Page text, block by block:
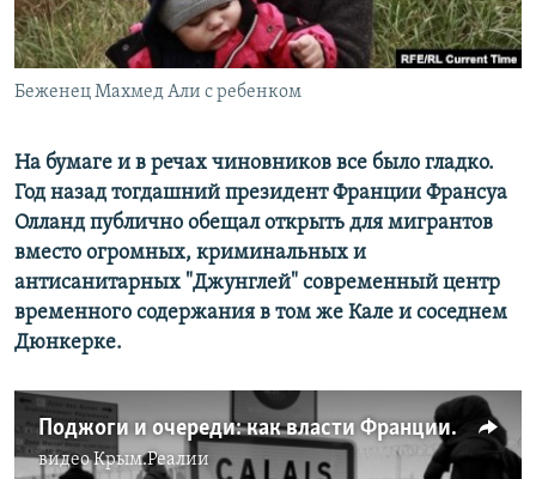
ELIFBE
УКРАИНСКАЯ ПРОБЛЕМА КРЫМА
Все сайты RFE/RL
Беженец Махмед Али с ребенком
На бумаге и в речах чиновников все было гладко.
Год назад тогдашний президент Франции Франсуа
Олланд публично обещал открыть для мигрантов
вместо огромных, криминальных и
антисанитарных "Джунглей" современный центр
временного содержания в том же Кале и соседнем
Дюнкерке.
Поджоги и очереди: как власти Франции расселяют мигрантов из нелегального лагеря в Кале
видеоКрым.Реалии